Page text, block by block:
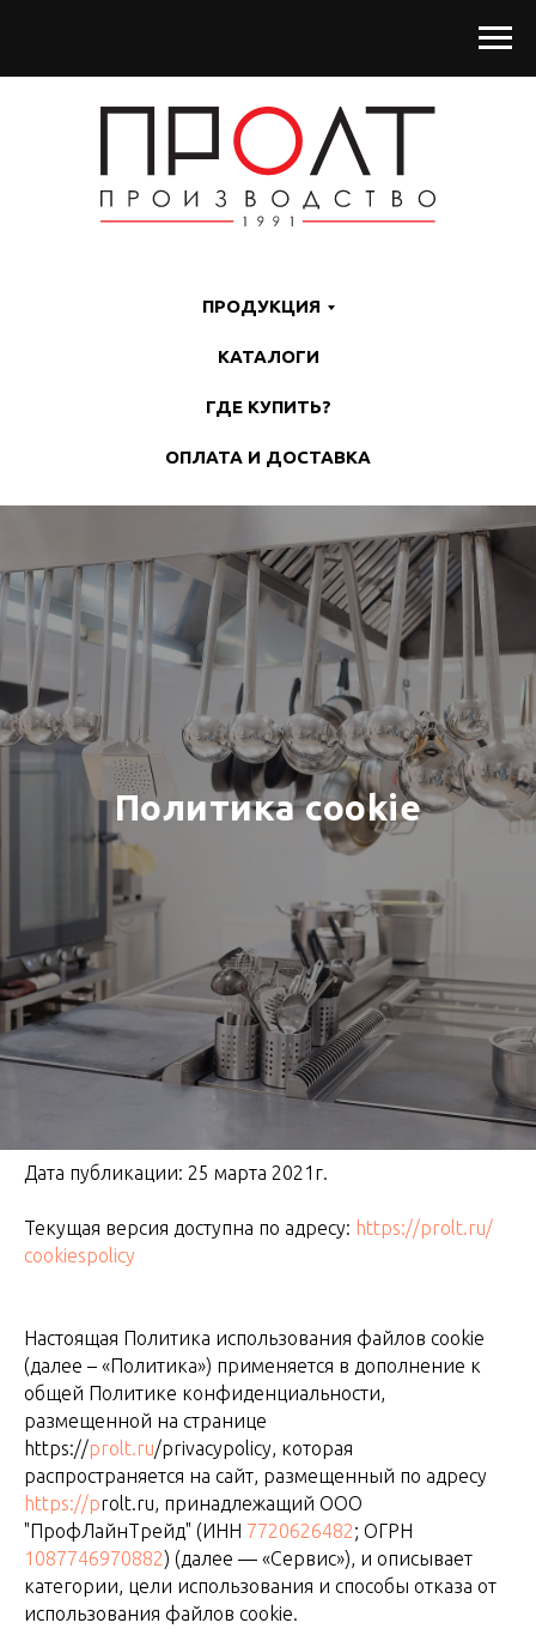
ПРОДУКЦИЯ
КАТАЛОГИ
ГДЕ КУПИТЬ?
ОПЛАТА И ДОСТАВКА
Политика cookie
Дата публикации: 25 марта 2021г.
Текущая версия доступна по адресу: https://prolt.ru/
сookiespolicy
Настоящая Политика использования файлов cookie
(далее – «Политика») применяется в дополнение к
общей Политике конфиденциальности,
размещенной на странице
https://prolt.ru/privacypolicy, которая
распространяется на сайт, размещенный по адресу
https://prolt.ru, принадлежащий ООО
"ПрофЛайнТрейд" (ИНН 7720626482; ОГРН
1087746970882) (далее — «Сервис»), и описывает
категории, цели использования и способы отказа от
использования файлов cookie.